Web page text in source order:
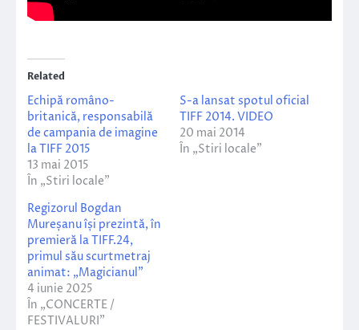
Related
Echipă româno-
britanică, responsabilă
de campania de imagine
la TIFF 2015
13 mai 2015
În „Stiri locale”
S-a lansat spotul oficial
TIFF 2014. VIDEO
20 mai 2014
În „Stiri locale”
Regizorul Bogdan
Mureșanu își prezintă, în
premieră la TIFF.24,
primul său scurtmetraj
animat: „Magicianul”
4 iunie 2025
În „CONCERTE /
FESTIVALURI”